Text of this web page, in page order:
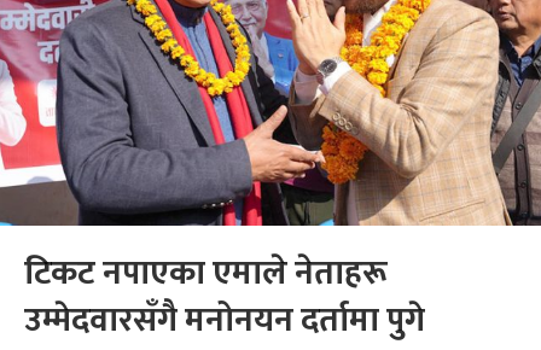
टिकट नपाएका एमाले नेताहरू
उम्मेदवारसँगै मनोनयन दर्तामा पुगे